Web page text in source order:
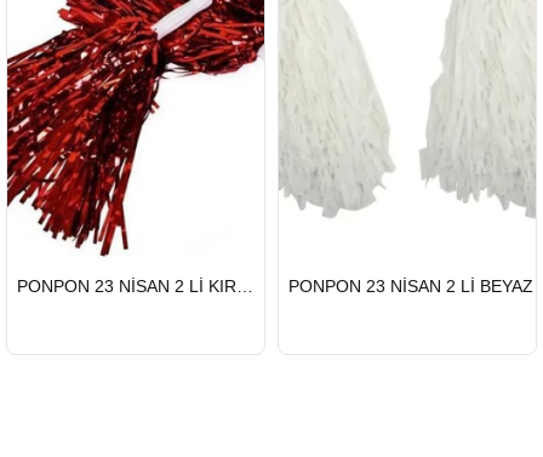
HIZLI
GÖNDERİ
PONPON 23 NİSAN 2 Lİ KIRMIZI
HIZLI
GÖNDERİ
PONPON 23 NİSAN 2 Lİ BEYAZ